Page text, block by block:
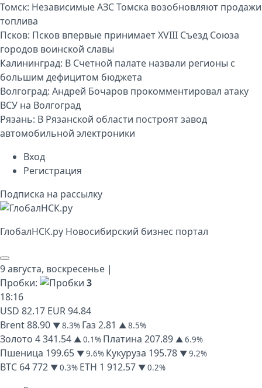
Томск: Независимые АЗС Томска возобновляют продажи
топлива
Псков: Псков впервые принимает XVIII Съезд Союза
городов воинской славы
Калининград: В Счетной палате назвали регионы с
большим дефицитом бюджета
Волгоград: Андрей Бочаров прокомментировал атаку
ВСУ на Волгоград
Рязань: В Рязанской области построят завод
автомобильной электроники
Вход
Регистрация
Подписка на рассылку
ГлобалНСК.py Новосибирский бизнес портал
9 августа, воскресенье |
Пробки:
3
18:16
USD 82.17 EUR94.84
Brent88.90 ▼ 8.3% Газ 2.81 ▲ 8.5%
Золото 4 341.54 ▲ 0.1% Платина 207.89 ▲ 6.9%
Пшеница 199.65 ▼ 9.6% Кукуруза 195.78 ▼ 9.2%
BTC 64 772 ▼ 0.3% ETH 1 912.57 ▼ 0.2%